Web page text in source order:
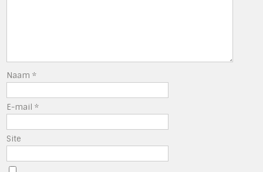
Naam*
E-mail*
Site